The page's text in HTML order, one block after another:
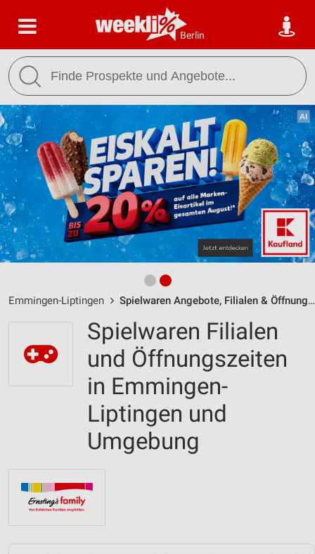
Berlin
Emmingen-Liptingen Spielwaren Angebote, Filialen & Öffnungszeiten
Spielwaren Filialen
und Öffnungszeiten
in Emmingen-
Liptingen und
Umgebung